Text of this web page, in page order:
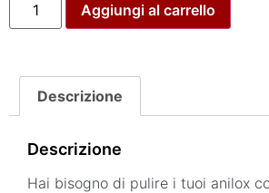
Aggiungi al carrello
Descrizione
Descrizione
Hai bisogno di pulire i tuoi anilox